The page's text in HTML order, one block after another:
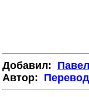
Добавил:
Автор: